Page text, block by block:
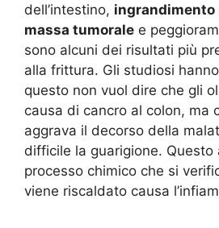
dell’intestino, ingrandimento
massa tumorale e
sono alcuni dei risultati più
alla frittura. Gli studiosi
questo non vuol dire che gli
causa di cancro al colon, ma
aggrava il decorso della
difficile la guarigione. Questo
processo chimico che si
viene riscaldato causa